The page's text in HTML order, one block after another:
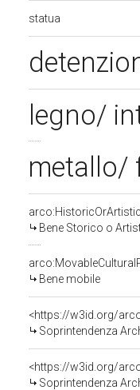
statua
legno/
metallo/
Bene Storico o
Bene mobile
<https://w3id.org/
Soprintendenza
<https://w3id.org/
Soprintendenza